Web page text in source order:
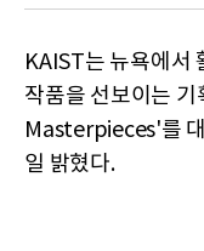
KAIST는 뉴욕에서
작품을 선보이는
Masterpieces'를
일 밝혔다.